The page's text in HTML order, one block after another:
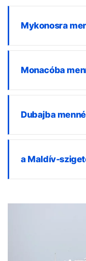
Mykonosra
Monacóba
Dubajba
a Maldív-